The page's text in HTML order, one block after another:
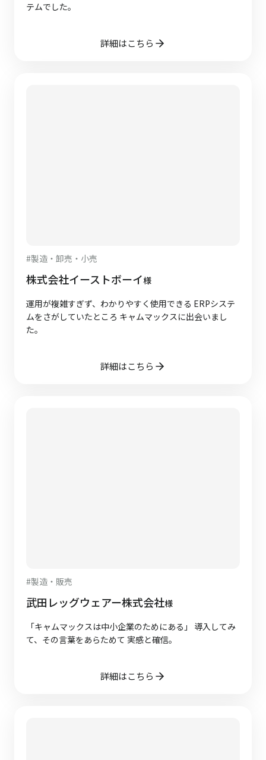
テムでした。
詳細はこちら
#製造・卸売・小売
株式会社イーストボーイ様
運用が複雑すぎず、わかりやすく使用できる ERPシステ
ムをさがしていたところ キャムマックスに出会いまし
た。
詳細はこちら
#製造・販売
武田レッグウェアー株式会社様
「キャムマックスは中小企業のためにある」 導入してみ
て、その言葉をあらためて 実感と確信。
詳細はこちら